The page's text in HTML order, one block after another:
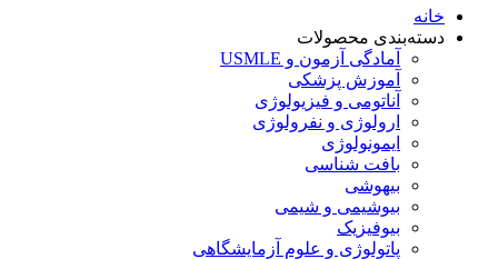
خانه
دسته‌بندی محصولات
آمادگی آزمون و USMLE
آموزش پزشکی
آناتومی و فیزیولوژی
ارولوژی و نفرولوژی
ایمونولوژی
بافت شناسی
بیهوشی
بیوشیمی و شیمی
بیوفیزیک
پاتولوژی و علوم آزمایشگاهی